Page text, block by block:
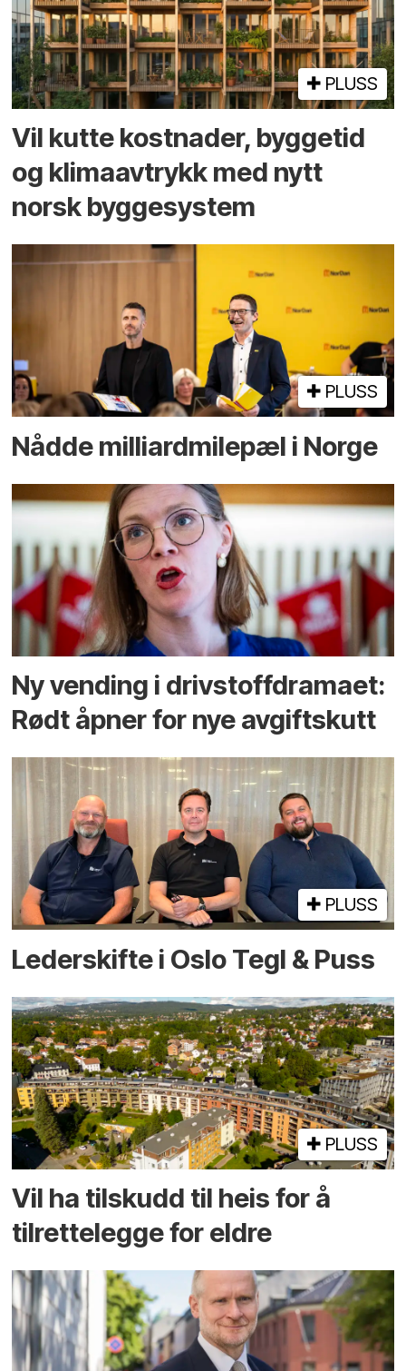
PLUSS
Vil kutte kostnader, byggetid
og klima­avtrykk med nytt
norsk bygge­system
PLUSS
Nådde milliard­­milepæl i Norge
Ny vending i drivstoffdramaet:
Rødt åpner for nye avgiftskutt
PLUSS
Lederskifte i Oslo Tegl & Puss
PLUSS
Vil ha tilskudd til heis for å
tilrettelegge for eldre